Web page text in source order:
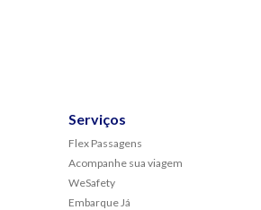
Serviços
Flex Passagens
Acompanhe sua viagem
WeSafety
Embarque Já